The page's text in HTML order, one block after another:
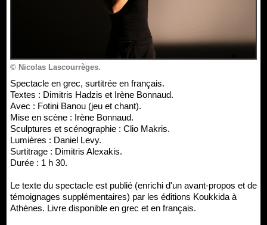
© Nicolas Lascourrèges.
Spectacle en grec, surtitrée en français.
Textes : Dimitris Hadzis et Irène Bonnaud.
Avec : Fotini Banou (jeu et chant).
Mise en scène : Irène Bonnaud.
Sculptures et scénographie : Clio Makris.
Lumières : Daniel Levy.
Surtitrage : Dimitris Alexakis.
Durée : 1 h 30.
Le texte du spectacle est publié (enrichi d'un avant-propos et de
témoignages supplémentaires) par les éditions Koukkida à
Athènes. Livre disponible en grec et en français.